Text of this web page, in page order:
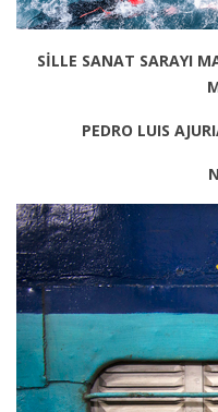
SİLLE SANAT SARAYI
PEDRO LUIS